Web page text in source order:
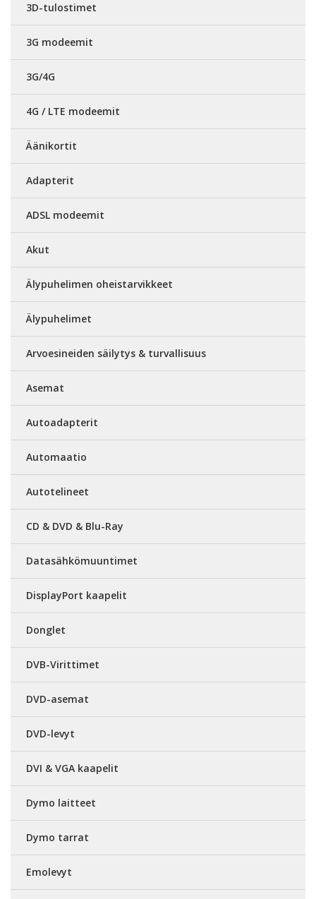
3D-tulostimet
3G modeemit
3G/4G
4G / LTE modeemit
Äänikortit
Adapterit
ADSL modeemit
Akut
Älypuhelimen oheistarvikkeet
Älypuhelimet
Arvoesineiden säilytys & turvallisuus
Asemat
Autoadapterit
Automaatio
Autotelineet
CD & DVD & Blu-Ray
Datasähkömuuntimet
DisplayPort kaapelit
Donglet
DVB-Virittimet
DVD-asemat
DVD-levyt
DVI & VGA kaapelit
Dymo laitteet
Dymo tarrat
Emolevyt